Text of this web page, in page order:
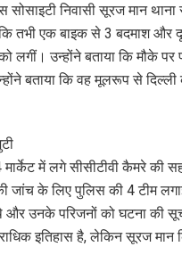
निवासी सूरज मान थाना
तभी एक बाइक से 3 बदमाश और
उन्होंने बताया कि मौके पर
बताया कि वह मूलरूप से दिल्ली
में लगे सीसीटीवी कैमरे की
जांच के लिए पुलिस की 4 टीम
और उनके परिजनों को घटना की
इतिहास है, लेकिन सूरज मान